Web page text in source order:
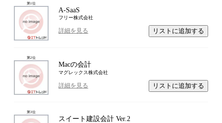
第1位
A-SaaS
フリー株式会社
詳細を見る リストに追加する
第2位
Macの会計
マグレックス株式会社
詳細を見る リストに追加する
第3位
スイート建設会計 Ver.2